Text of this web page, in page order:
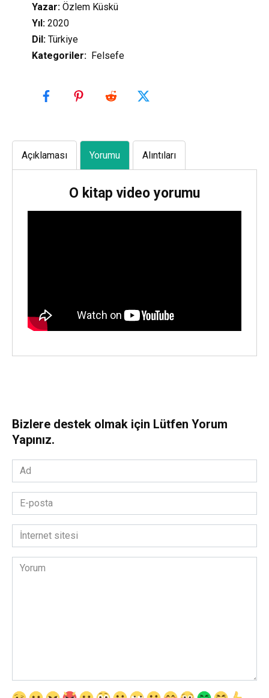
Yazar:Özlem Küskü
Yıl:2020
Dil:Türkiye
Kategoriler:Felsefe
Açıklaması Yorumu Alıntıları
O kitap video yorumu
Bizlere destek olmak için Lütfen Yorum
Yapınız.
Ad
*
posta
*İnternet
sitesi
Yorum